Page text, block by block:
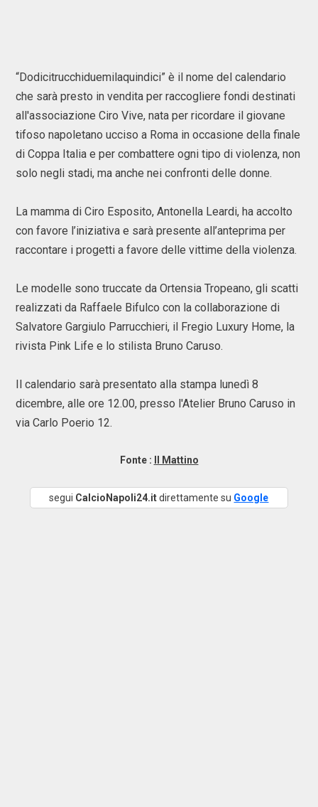
“Dodicitrucchiduemilaquindici” è il nome del calendario
che sarà presto in vendita per raccogliere fondi destinati
all'associazione Ciro Vive, nata per ricordare il giovane
tifoso napoletano ucciso a Roma in occasione della finale
di Coppa Italia e per combattere ogni tipo di violenza, non
solo negli stadi, ma anche nei confronti delle donne.
La mamma di Ciro Esposito, Antonella Leardi, ha accolto
con favore l’iniziativa e sarà presente all’anteprima per
raccontare i progetti a favore delle vittime della violenza.
Le modelle sono truccate da Ortensia Tropeano, gli scatti
realizzati da Raffaele Bifulco con la collaborazione di
Salvatore Gargiulo Parrucchieri, il Fregio Luxury Home, la
rivista Pink Life e lo stilista Bruno Caruso.
Il calendario sarà presentato alla stampa lunedì 8
dicembre, alle ore 12.00, presso l'Atelier Bruno Caruso in
via Carlo Poerio 12.
Fonte : Il Mattino
segui CalcioNapoli24.itdirettamente su Google